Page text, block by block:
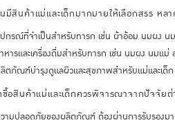
มีสินค้าแม่และเด็กมากมายให้เลือกสรร ห
กรณ์ที่จำเป็นสำหรับทารก เช่น ผ้าอ้อม นมผง น
หารและเครื่องดื่มสำหรับทารก เช่น นมผง นมแ
ตภัณฑ์บำรุงดูแลผิวและสุขภาพสำหรับแม่และเ
ซื้อสินค้าแม่และเด็กควรพิจารณาจากปัจจัย
ามปลอดภัยของผลิตภัณฑ์ ต้องผ่านการรับรองม